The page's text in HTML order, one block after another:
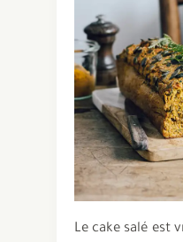
Le cake salé est